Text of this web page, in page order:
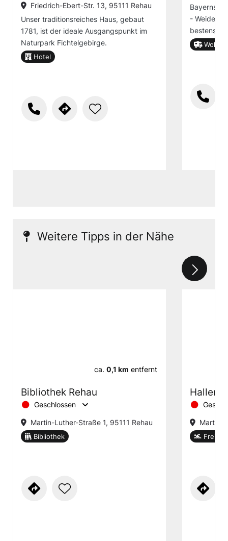
Friedrich-Ebert-Str. 13, 95111 Rehau
Unser traditionsreiches Haus, gebaut
1781, ist der ideale Ausgangspunkt im
Naturpark Fichtelgebirge.
Hotel
Bayerns,
- Weiden -
bestens
Weitere Tipps in der Nähe
ca. 0,1 km entfernt
Bibliothek Rehau
Geschlossen
Martin-Luther-Straße 1, 95111 Rehau
Bibliothek
Martin-